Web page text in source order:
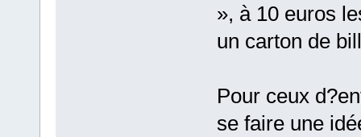
», à 10 euros
un carton de
Pour ceux
se faire une